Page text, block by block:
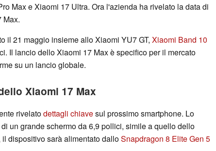
Max e Xiaomi 17 Ultra. Ora l'azienda ha rivelato la data di
Max.
il 21 maggio insieme allo Xiaomi YU7 GT, Xiaomi Band 10
Il lancio dello Xiaomi 17 Max è specifico per il mercato
su un lancio globale.
Xiaomi 17 Max
rivelatodettagli chiavesul prossimo smartphone. Lo
un grande schermo da 6,9 pollici, simile a quello dello
il dispositivo sarà alimentato dalloSnapdragon 8 Elite Gen 5